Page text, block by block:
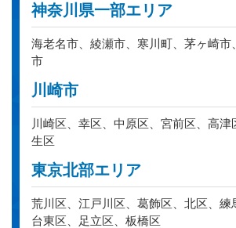
神奈川県一部エリア
海老名市、綾瀬市、寒川町、茅ヶ崎市
市
川崎市
川崎区、幸区、中原区、宮前区、高津
生区
東京北部エリア
荒川区、江戸川区、葛飾区、北区、練
台東区、足立区、板橋区